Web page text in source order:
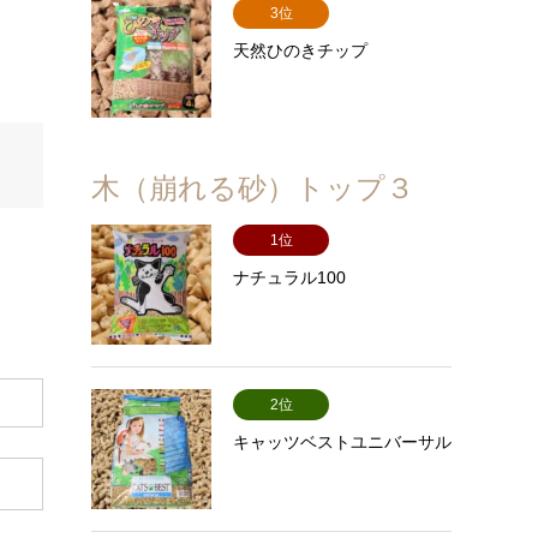
3位
天然ひのきチップ
木（崩れる砂）トップ３
1位
ナチュラル100
2位
キャッツベストユニバーサル